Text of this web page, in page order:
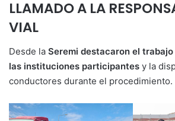
LLAMADO A LA
VIAL
Desde la Seremi destacaron el
las instituciones participantes y la
conductores durante el procedimiento.